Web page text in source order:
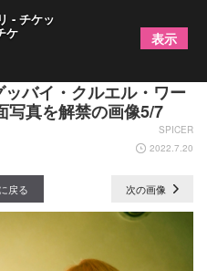
、玉城ティナら“一夜
バイ・クルエル・ワー
写真を解禁の画像5/7
SPICER
2022.7.20
戻る 次の画像
- チケッ
ケ 表示